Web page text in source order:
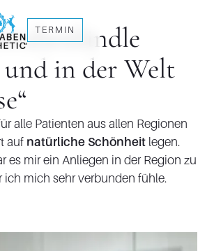
TERMIN
in der Welt
alle Patienten aus allen Regionen
auf natürliche Schönheit legen.
es mir ein Anliegen in der Region zu
ich mich sehr verbunden fühle.